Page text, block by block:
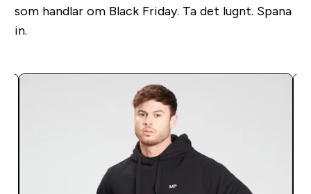
som handlar om Black Friday. Ta det lugnt. Spana
in.